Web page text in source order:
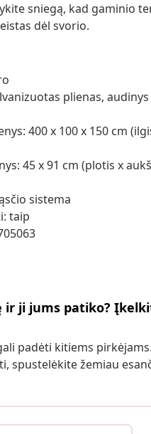
sniegą, kad gaminio
dėl svorio.
plienas, audinys
400 x 100 x 150 cm
45 x 91 cm (plotis x
sistema
taip
ir ji jums patiko?
padėti kitiems pirkėjams.
spustelėkite žemiau